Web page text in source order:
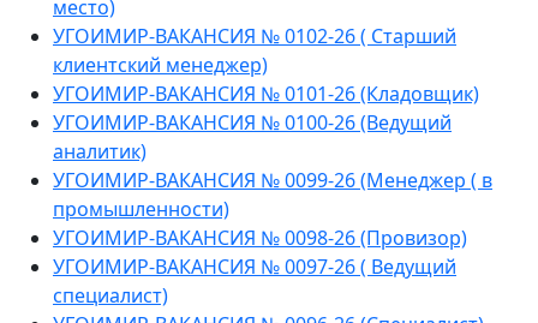
место)
УГОИМИР-ВАКАНСИЯ № 0102-26 ( Старший
клиентский менеджер)
УГОИМИР-ВАКАНСИЯ № 0101-26 (Кладовщик)
УГОИМИР-ВАКАНСИЯ № 0100-26 (Ведущий
аналитик)
УГОИМИР-ВАКАНСИЯ № 0099-26 (Менеджер ( в
промышленности)
УГОИМИР-ВАКАНСИЯ № 0098-26 (Провизор)
УГОИМИР-ВАКАНСИЯ № 0097-26 ( Ведущий
специалист)